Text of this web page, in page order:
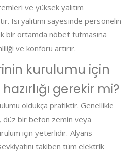
ve yüksek yalıtım
Isı yalıtımı sayesinde personelin
bir ortamda nöbet tutmasına
ve konforu artırır.
kurulumu için
gerekir mi?
oldukça pratiktir. Genellikle
düz bir beton zemin veya
için yeterlidir. Alyans
takiben tüm elektrik